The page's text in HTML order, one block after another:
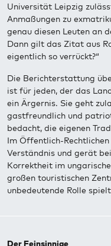
Universität Leipzig
Anmaßungen zu
genau diesen Leuten an
Dann gilt das Zitat aus
eigentlich so verrückt?“
Die Berichterstattung
ist für jeden, der das
ein Ärgernis. Sie geht
gastfreundlich und
bedacht, die eigenen
Im Öffentlich-
Verständnis und gerät
Korrektheit im
großen touristischen
unbedeutende Rolle
Der Feinsinnige